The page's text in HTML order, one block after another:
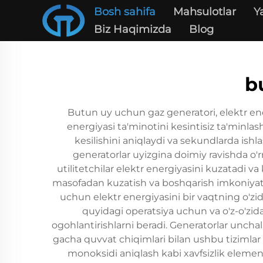
Bosh sahifa Mahsulotlar
Biz Haqimizda
Blog
Butun uy uchun gaz generatori, elektr
energiyasi ta'minotini kesintisiz
kesilishini aniqlaydi va sekundlarda
generatorlar uyizgina doimiy ravishda
utilitetchilar elektr energiyasini kuzatadi
masofadan kuzatish va boshqarish
uchun elektr energiyasini bir vaqtning
quyidagi operatsiya uchun va o'z-
ogohlantirishlarni beradi. Generatorlar
gacha quvvat chiqimlari bilan ushbu
monoksidi aniqlash kabi xavfsizlik